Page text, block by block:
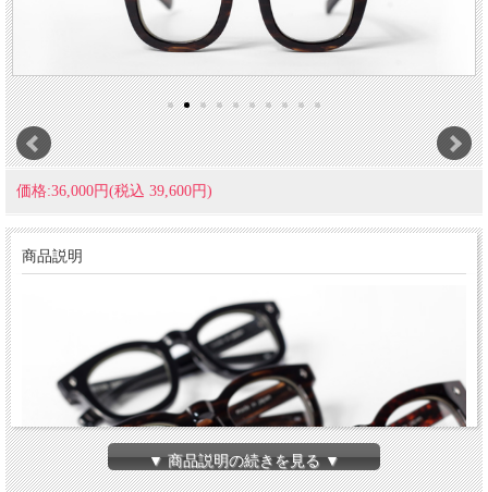
価格:36,000円(税込 39,600円)
商品説明
▼ 商品説明の続きを見る ▼